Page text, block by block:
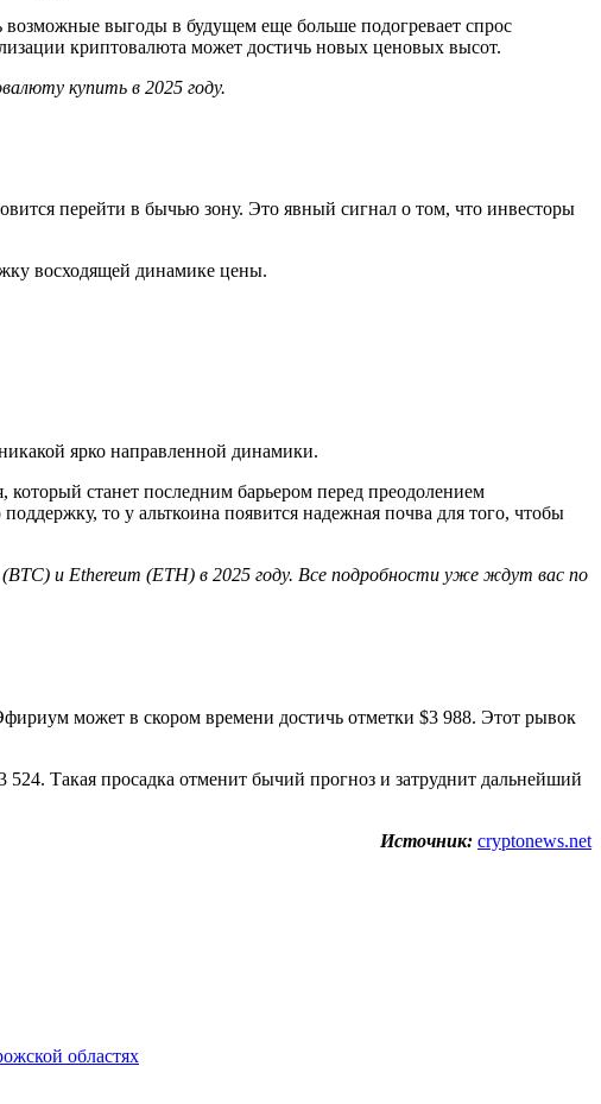
возможные выгоды в будущем еще больше подогревает спрос
криптовалюта может достичь новых ценовых высот.
купить в 2025 году.
перейти в бычью зону. Это явный сигнал о том, что инвесторы
восходящей динамике цены.
ярко направленной динамики.
станет последним барьером перед преодолением
то у альткоина появится надежная почва для того, чтобы
и Ethereum (ETH) в 2025 году. Все подробности уже ждут вас по
может в скором времени достичь отметки $3 988. Этот рывок
Такая просадка отменит бычий прогноз и затруднит дальнейший
Источник: cryptonews.net
областях